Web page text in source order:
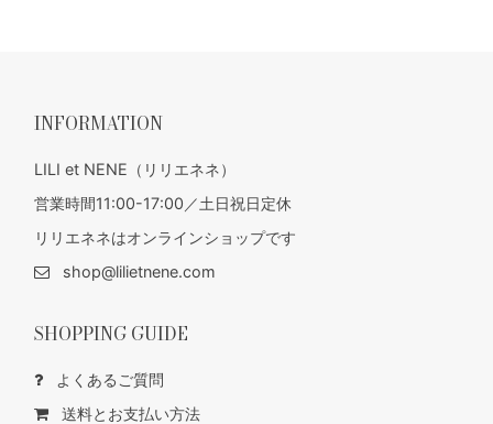
INFORMATION
LILI et NENE（リリエネネ）
営業時間11:00-17:00／土日祝日定休
リリエネネはオンラインショップです
shop@lilietnene.com
SHOPPING GUIDE
よくあるご質問
送料とお支払い方法